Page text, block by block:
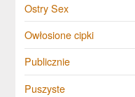
Ostry Sex
Owłosione cipki
Publicznie
Puszyste